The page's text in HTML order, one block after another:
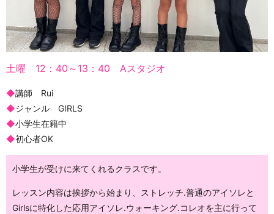
土曜 12：40～13：40 Aスタジオ
◆講師 Rui
◆ジャンル GIRLS
◆小学生在籍中
◆初心者OK
小学生が受けに来てくれるクラスです。
レッスン内容は挨拶から始まり、ストレッチ.普通のアイソレと
Girlsに特化した応用アイソレ.ウォーキング.コレオを主に行って